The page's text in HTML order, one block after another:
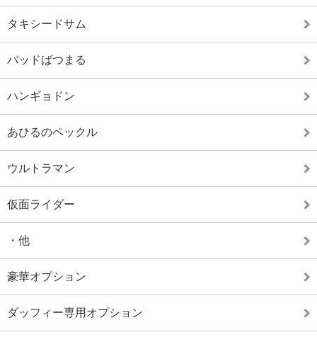
タキシードサム
バッドばつまる
ハンギョドン
あひるのペックル
ウルトラマン
仮面ライダー
・他
豪華オプション
ダッフィー専用オプション